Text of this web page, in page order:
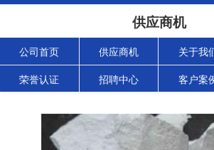
供应商机
公司首页 供应商机 关于我
荣誉认证 招聘中心 客户案